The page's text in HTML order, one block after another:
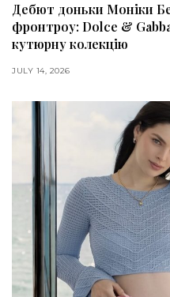
Дебют доньки Моніки
фронтроу: Dolce &
кутюрну колекцію
JULY 14, 2026